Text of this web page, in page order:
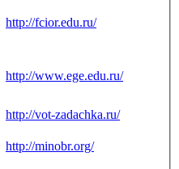
http://fcior.edu.ru/
http://www.ege.edu.ru/
http://vot-zadachka.ru/
http://minobr.org/